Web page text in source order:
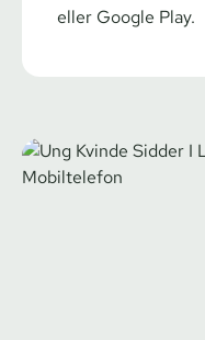
eller Google Play.